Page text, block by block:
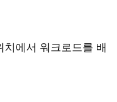
에서 워크로드를 배